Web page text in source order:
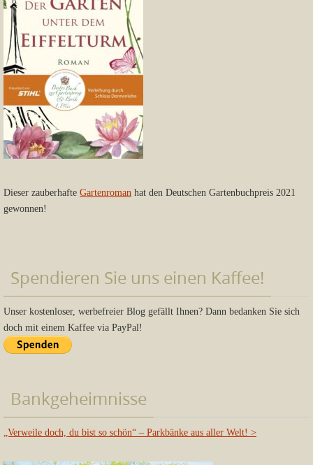
Dieser zauberhafte Gartenroman hat den Deutschen Gartenbuchpreis 2021
gewonnen!
Spendieren Sie uns einen Kaffee!
Unser kostenloser, werbefreier Blog gefällt Ihnen? Dann bedanken Sie sich
doch mit einem Kaffee via PayPal!
Bankgeheimnisse
„Verweile doch, du bist so schön“ – Parkbänke aus aller Welt! >